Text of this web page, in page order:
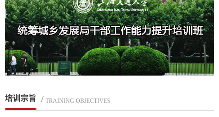
培训宗旨 / TRAINING OBJECTIVES